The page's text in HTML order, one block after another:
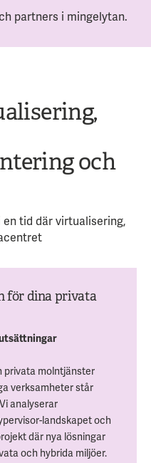
partners i mingelytan.
och
tid där virtualisering,
för dina privata
privata molntjänster
verksamheter står
analyserar
landskapet och
där nya lösningar
och hybrida miljöer.